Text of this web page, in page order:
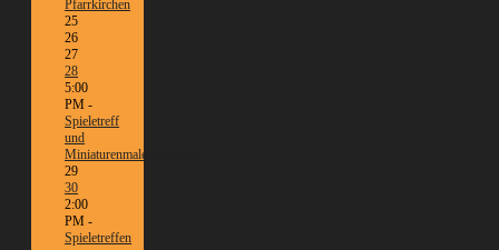
Pfarrkirchen
25
26
27
28
5:00
PM -
Spieletreff
und
Miniaturenmalen/Tabletop
29
30
2:00
PM -
Spieletreffen